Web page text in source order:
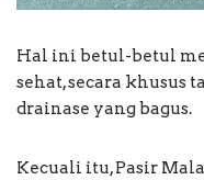
Hal ini betul-betul
sehat, secara khusus
drainase yang bagus.
Kecuali itu, Pasir